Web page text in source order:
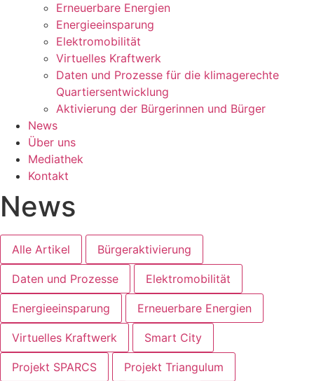
Erneuerbare Energien
Energieeinsparung
Elektromobilität
Virtuelles Kraftwerk
Daten und Prozesse für die klimagerechte
Quartiersentwicklung
Aktivierung der Bürgerinnen und Bürger
News
Über uns
Mediathek
Kontakt
News
Alle Artikel Bürgeraktivierung
Daten und Prozesse Elektromobilität
Energieeinsparung Erneuerbare Energien
Virtuelles Kraftwerk Smart City
Projekt SPARCS Projekt Triangulum